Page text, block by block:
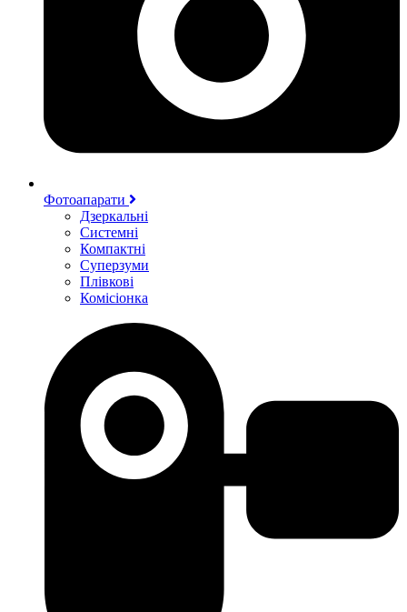
Фотоапарати
Дзеркальні
Системні
Компактні
Суперзуми
Плівкові
Комісіонка